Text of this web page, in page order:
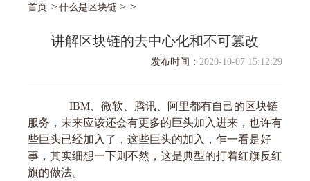
首页 什么是区块链 >
讲解区块链的去中心化和不可篡改
发布时间： 2020-10-07 15:12:29
IBM、微软、腾讯、阿里都有自己的区块链
服务，未来应该还会有更多的巨头加入进来，也许有
些巨头已经加入了，这些巨头的加入，乍一看是好
事，其实细想一下则不然，这是典型的打着红旗反红
旗的做法。